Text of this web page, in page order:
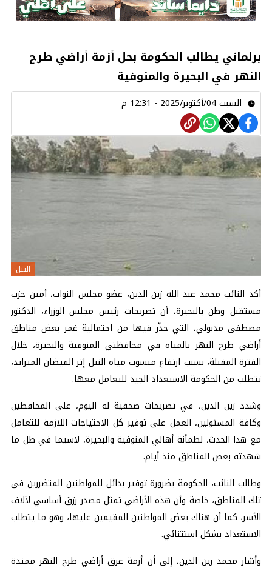
برلماني يطالب الحكومة بحل أزمة أراضي طرح
النهر في البحيرة والمنوفية
السبت 04/أكتوبر/2025 - 12:31 م
النيل
أكد النائب محمد عبد الله زين الدين، عضو مجلس النواب، أمين حزب
مستقبل وطن بالبحيرة، أن تصريحات رئيس مجلس الوزراء، الدكتور
مصطفى مدبولي، التي حذّر فيها من احتمالية غمر بعض مناطق
أراضي طرح النهر بالمياه في محافظتي المنوفية والبحيرة، خلال
الفترة المقبلة، بسبب ارتفاع منسوب مياه النيل إثر الفيضان المتزايد،
تتطلب من الحكومة الاستعداد الجيد للتعامل معها.
وشدد زين الدين، في تصريحات صحفية له اليوم، على المحافظين
وكافة المسئولين، العمل على توفير كل الاحتياجات اللازمة للتعامل
مع هذا الحدث، لطمأنة أهالي المنوفية والبحيرة، لاسيما في ظل ما
شهدته بعض المناطق منذ أيام.
وطالب النائب، الحكومة بضرورة توفير بدائل للمواطنين المتضررين في
تلك المناطق، خاصة وأن هذه الأراضي تمثل مصدر رزق أساسي لآلاف
الأسر، كما أن هناك بعض المواطنين المقيمين عليها، وهو ما يتطلب
الاستعداد بشكل استثنائي.
وأشار محمد زين الدين، إلى أن أزمة غرق أراضي طرح النهر ممتدة